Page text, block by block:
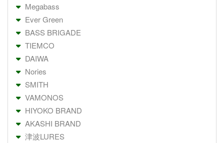
Megabass
Ever Green
BASS BRIGADE
TIEMCO
DAIWA
Nories
SMITH
VAMONOS
HIYOKO BRAND
AKASHI BRAND
津波LURES